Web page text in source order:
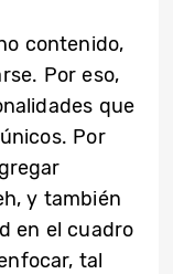
contenido,
Por eso,
que
Por
y también
en el cuadro
tal